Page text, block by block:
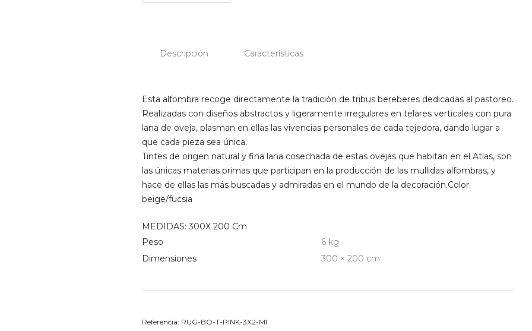
Descripción Características
Esta alfombra recoge directamente la tradición de tribus bereberes dedicadas al pastoreo.
Realizadas con diseños abstractos y ligeramente irregulares en telares verticales con pura
lana de oveja, plasman en ellas las vivencias personales de cada tejedora, dando lugar a
que cada pieza sea única.
Tintes de origen natural y fina lana cosechada de estas ovejas que habitan en el Atlas, son
las únicas materias primas que participan en la producción de las mullidas alfombras, y
hace de ellas las más buscadas y admiradas en el mundo de la decoración.Color:
beige/fucsia
MEDIDAS: 300X 200 Cm
Peso
6 kg
Dimensiones
300 × 200 cm
Referencia: RUG-BO-T-PINK-3X2-MI